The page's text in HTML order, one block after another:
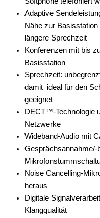
Adaptive
Nähe zur
längere Sprechzeit
Konferenzen mit bis
Basisstation
Sprechzeit:
damit ideal für den
geeignet
DECT™-Technologie
Netzwerke
Wideband-Audio mit
Gesprächsannahme/-
Noise Cancelling-
heraus
Digitale
Klangqualität